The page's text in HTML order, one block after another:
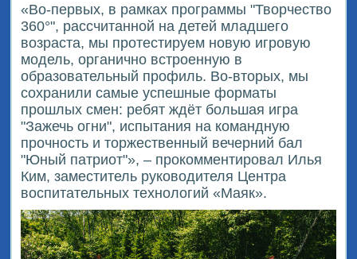
«Во-первых, в рамках программы "Творчество
360°", рассчитанной на детей младшего
возраста, мы протестируем новую игровую
модель, органично встроенную в
образовательный профиль. Во-вторых, мы
сохранили самые успешные форматы
прошлых смен: ребят ждёт большая игра
"Зажечь огни", испытания на командную
прочность и торжественный вечерний бал
"Юный патриот"», – прокомментировал Илья
Ким, заместитель руководителя Центра
воспитательных технологий «Маяк».